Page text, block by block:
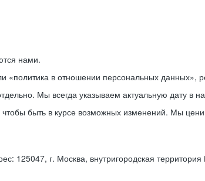
нами.
«политика в отношении персональных данных»,
Мы всегда указываем актуальную дату в
быть в курсе возможных изменений. Мы
г. Москва, внутригородская территория